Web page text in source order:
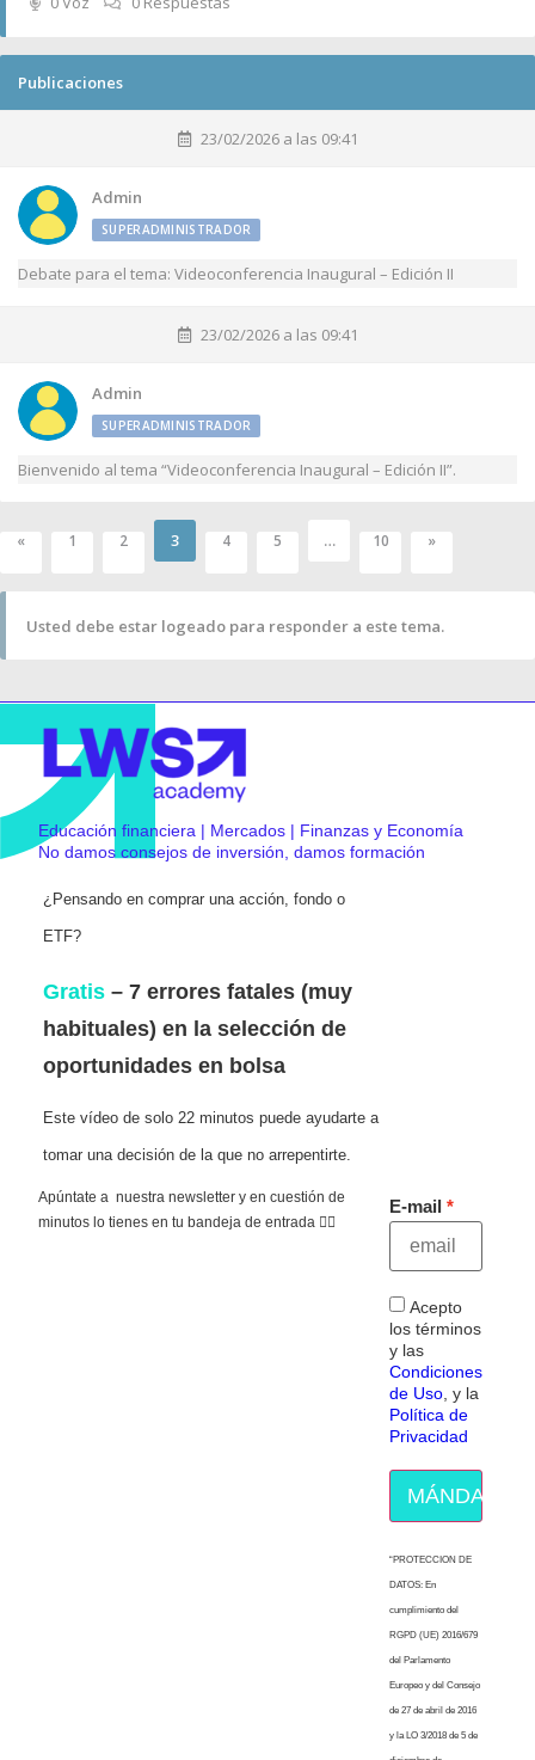
Publicaciones
23/02/2026 a las 09:41
Admin
SUPERADMINISTRADOR
Debate para el tema: Videoconferencia Inaugural – Edición II
23/02/2026 a las 09:41
Admin
SUPERADMINISTRADOR
Bienvenido al tema “Videoconferencia Inaugural – Edición II”.
« 1 2 3 4 5 … 10 »
Usted debe estar logeado para responder a este tema.
Educación financiera | Mercados | Finanzas y Economía
No damos consejos de inversión, damos formación
¿Pensando en comprar una acción, fondo o
ETF?
Gratis – 7 errores fatales (muy
habituales) en la selección de
oportunidades en bolsa
Este vídeo de solo 22 minutos puede ayudarte a
tomar una decisión de la que no arrepentirte.
Apúntate a nuestra newsletter y en cuestión de
minutos lo tienes en tu bandeja de entrada 👇🏻
E-mail
Acepto
los términos
y las
Condiciones
de Uso , y la
Política de
Privacidad
MÁNDAME
“PROTECCION DE
DATOS: En
cumplimiento del
RGPD (UE) 2016/679
del Parlamento
Europeo y del Consejo
de 27 de abril de 2016
y la LO 3/2018 de 5 de